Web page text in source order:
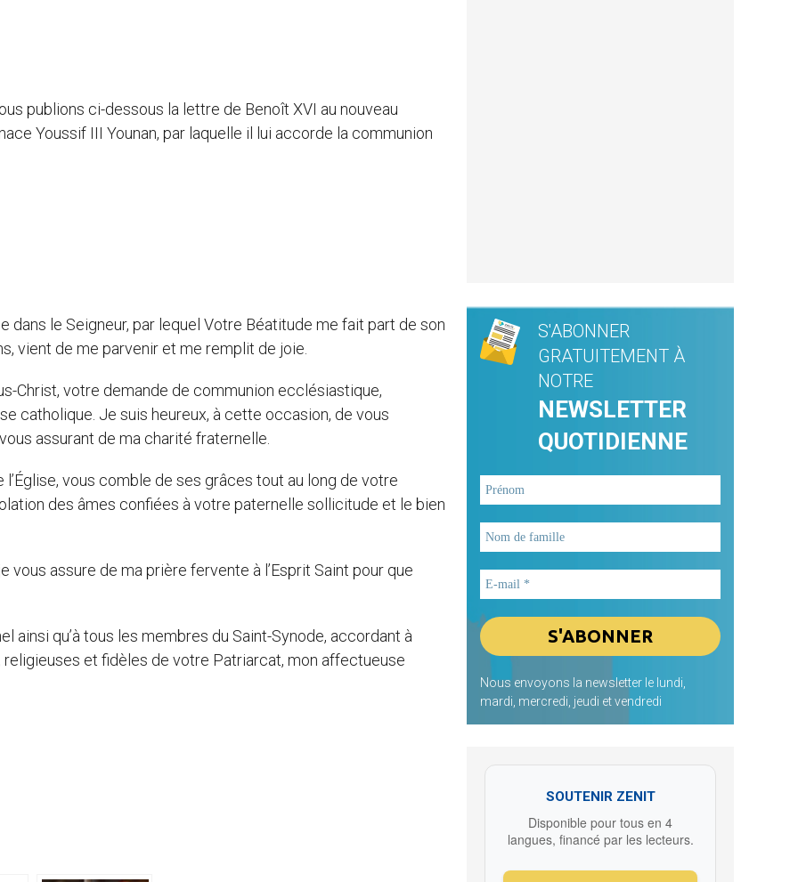
publions ci-dessous la lettre de Benoît XVI au nouveau
Youssif III Younan, par laquelle il lui accorde la communion
le Seigneur, par lequel Votre Béatitude me fait part de son
vient de me parvenir et me remplit de joie.
Christ, votre demande de communion ecclésiastique,
catholique. Je suis heureux, à cette occasion, de vous
assurant de ma charité fraternelle.
vous comble de ses grâces tout au long de votre
des âmes confiées à votre paternelle sollicitude et le bien
vous assure de ma prière fervente à l’Esprit Saint pour que
ainsi qu’à tous les membres du Saint-Synode, accordant à
et fidèles de votre Patriarcat, mon affectueuse
S'ABONNER
GRATUITEMENT À
NOTRE
NEWSLETTER
QUOTIDIENNE
Nous envoyons la newsletter le lundi,
mardi, mercredi, jeudi et vendredi
SOUTENIR ZENIT
Disponible pour tous en 4
langues, financé par les lecteurs.